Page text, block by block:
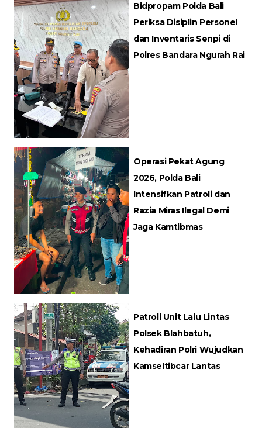
Bidpropam Polda Bali
Periksa Disiplin Personel
dan Inventaris Senpi di
Polres Bandara Ngurah Rai
Operasi Pekat Agung
2026, Polda Bali
Intensifkan Patroli dan
Razia Miras Ilegal Demi
Jaga Kamtibmas
Patroli Unit Lalu Lintas
Polsek Blahbatuh,
Kehadiran Polri Wujudkan
Kamseltibcar Lantas